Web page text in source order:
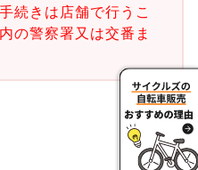
続きは店舗で行うこ
の警察署又は交番ま